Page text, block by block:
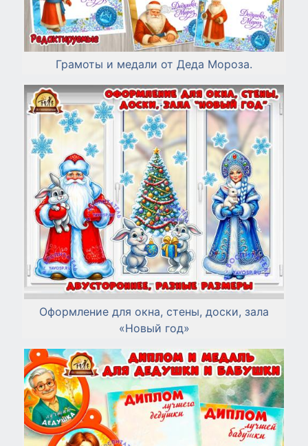
Грамоты и медали от Деда Мороза.
Оформление для окна, стены, доски, зала
«Новый год»